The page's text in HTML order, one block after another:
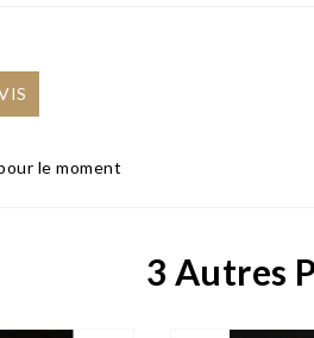
le moment
3 Autres